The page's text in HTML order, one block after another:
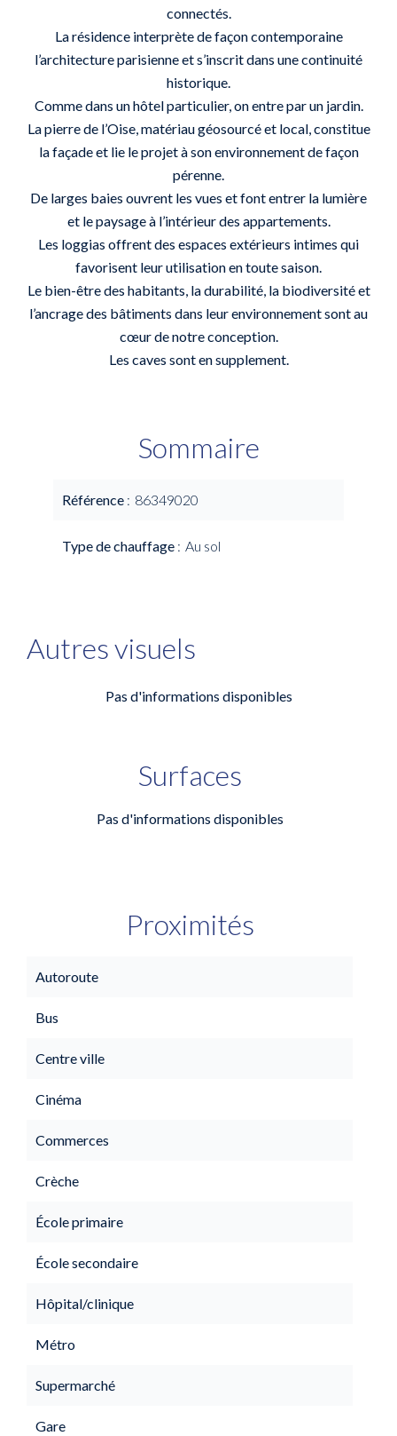
connectés.
La résidence interprète de façon contemporaine
l’architecture parisienne et s’inscrit dans une continuité
historique.
Comme dans un hôtel particulier, on entre par un jardin.
La pierre de l’Oise, matériau géosourcé et local, constitue
la façade et lie le projet à son environnement de façon
pérenne.
De larges baies ouvrent les vues et font entrer la lumière
et le paysage à l’intérieur des appartements.
Les loggias offrent des espaces extérieurs intimes qui
favorisent leur utilisation en toute saison.
Le bien-être des habitants, la durabilité, la biodiversité et
l’ancrage des bâtiments dans leur environnement sont au
cœur de notre conception.
Les caves sont en supplement.
Sommaire
Référence 86349020
Type de chauffage Au sol
Autres visuels
Pas d'informations disponibles
Surfaces
Pas d'informations disponibles
Proximités
Autoroute
Bus
Centre ville
Cinéma
Commerces
Crèche
École primaire
École secondaire
Hôpital/clinique
Métro
Supermarché
Gare